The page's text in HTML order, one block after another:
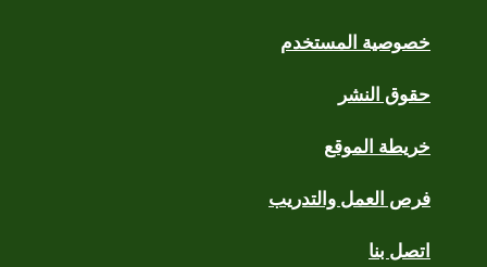
خصوصية المستخدم
حقوق النشر
خريطة الموقع
فرص العمل والتدريب
اتصل بنا